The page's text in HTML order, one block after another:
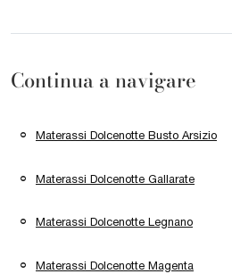
Continua a navigare
Materassi Dolcenotte Busto Arsizio
Materassi Dolcenotte Gallarate
Materassi Dolcenotte Legnano
Materassi Dolcenotte Magenta